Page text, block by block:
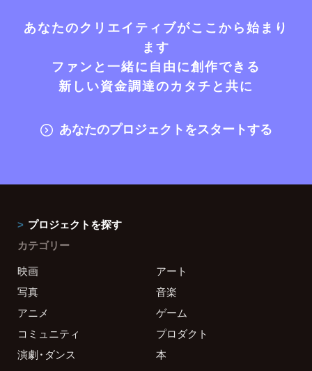
あなたのクリエイティブがここから始まり
ます
ファンと一緒に自由に創作できる
新しい資金調達のカタチと共に
あなたのプロジェクトをスタートする
プロジェクトを探す
カテゴリー
映画
アート
写真
音楽
アニメ
ゲーム
コミュニティ
プロダクト
演劇・ダンス
本